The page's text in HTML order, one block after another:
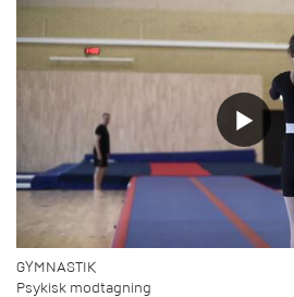
GYMNASTIK
Psykisk modtagning